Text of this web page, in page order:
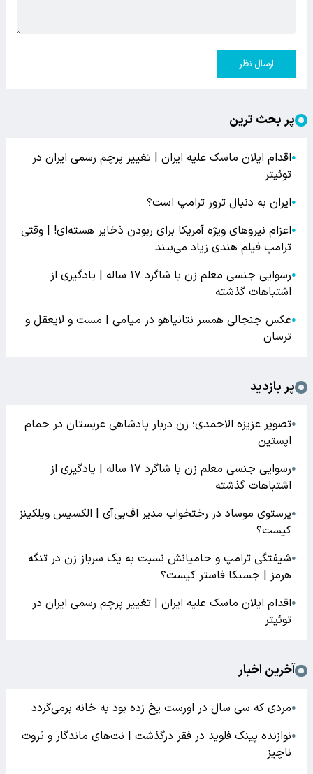
ارسال نظر
پر بحث ترین
●اقدام ایلان ماسک علیه ایران | تغییر پرچم رسمی ایران در
توئیتر
●ایران به دنبال ترور ترامپ است؟
●اعزام نیروهای ویژه آمریکا برای ربودن ذخایر هسته‌ای! | وقتی
ترامپ فیلم هندی زیاد می‌بیند
●
رسوایی جنسی معلم زن با شاگرد ۱۷ ساله | یادگیری از
اشتباهات گذشته
●عکس جنجالی همسر نتانیاهو در میامی | مست و لایعقل و
ترسان
پر بازدید
●تصویر عزیزه الاحمدی؛ زن دربار پادشاهی عربستان در حمام
اپستین
●
رسوایی جنسی معلم زن با شاگرد ۱۷ ساله | یادگیری از
اشتباهات گذشته
●پرستوی موساد در رختخواب مدیر اف‌بی‌آی | الکسیس ویلکینز
کیست؟
●شیفتگی ترامپ و حامیانش نسبت به یک سرباز زن در تنگه
هرمز | جسیکا فاستر کیست؟
●اقدام ایلان ماسک علیه ایران | تغییر پرچم رسمی ایران در
توئیتر
آخرین اخبار
●مردی که سی سال در اورست یخ زده بود به خانه برمی‌گردد
●نوازنده پینک فلوید در فقر درگذشت | نت‌های ماندگار و ثروت
ناچیز